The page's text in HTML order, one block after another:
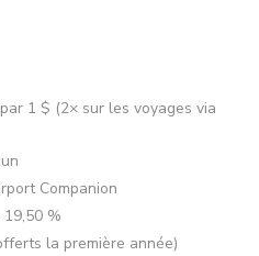
1 $ (2× sur les voyages via
Companion
19,50 %
la première année)